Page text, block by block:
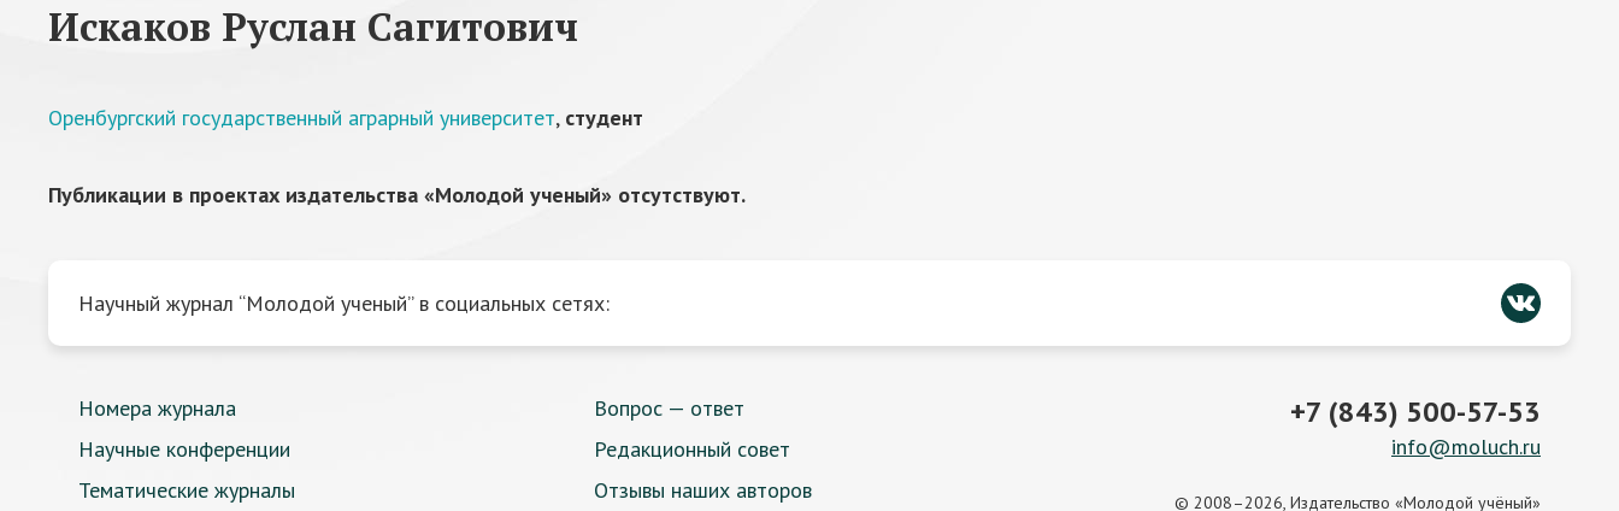
Искаков Руслан Сагитович
Оренбургский государственный аграрный университет, студент
Публикации в проектах издательства «Молодой ученый» отсутствуют.
Научный журнал “Молодой ученый” в социальных сетях:
Номера журнала
Научные конференции
Тематические журналы
Вопрос — ответ
Редакционный совет
Отзывы наших авторов
+7 (843) 500-57-53
info@moluch.ru
© 2008–2026, Издательство «Молодой учёный»